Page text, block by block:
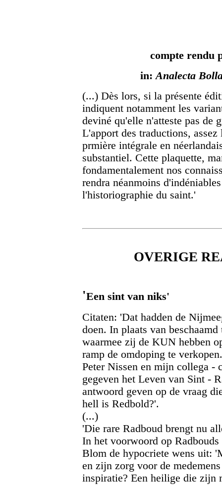
compte
in:Analecta
(...) Dès lors, si la présente
indiquent notamment les
deviné qu'elle n'atteste pas de
L'apport des traductions,
prmière intégrale en
substantiel. Cette plaquette,
fondamentalement nos
rendra néanmoins
l'historiographie du saint.'
OVERIGE
'Een sint van niks'
Citaten: 'Dat hadden de
doen. In plaats van
waarmee zij de KUN hebben
ramp de omdoping te
Peter Nissen en mijn collega -
gegeven het Leven van Sint -
antwoord geven op de vraag
hell is Redbold?'.
(...)
'Die rare Radboud brengt nu
In het voorwoord op
Blom de hypocriete wens uit:
en zijn zorg voor de
inspiratie? Een heilige die zijn